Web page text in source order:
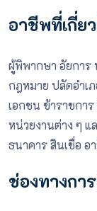
อาชีพที่เกี่ย
ผู้พิพากษา อัยการ
กฎหมาย ปลัดอำเ
เอกชน ข้าราชกา
หน่วยงานต่าง ๆ แ
ธนาคาร สินเชื่อ อ
ช่องทางกา